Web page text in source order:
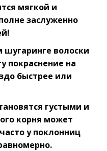
мягкой и
заслуженно
шугаринге волоски
покраснение на
быстрее или
густыми и
корня может
у поклонниц